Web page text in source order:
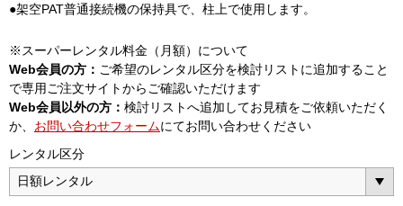
●架空PAT普通接続機の保持具で、柱上で使用します。
※スーパーレンタル料金（月額）について
Web会員の方： ご希望のレンタル区分を検討リストに追加すること
で専用ご注文サイトからご確認いただけます
Web会員以外の方： 検討リストへ追加してお見積をご依頼いただく
か、 お問い合わせフォームにてお問い合わせください
レンタル区分